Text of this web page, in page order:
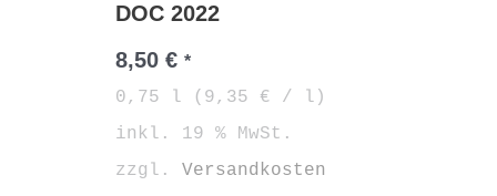
DOC 2022
8,50 € *
0,75 l ( 9,35 € / l )
inkl. 19 % MwSt.
zzgl. Versandkosten